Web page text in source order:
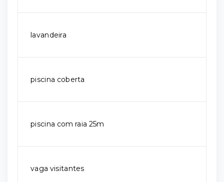
lavandeira
piscina coberta
piscina com raia 25m
vaga visitantes